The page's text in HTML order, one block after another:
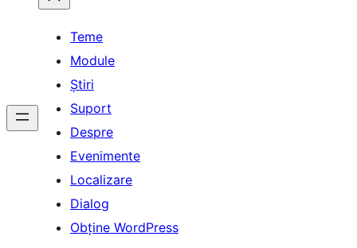
Teme
Module
Știri
Suport
Despre
Evenimente
Localizare
Dialog
Obține WordPress